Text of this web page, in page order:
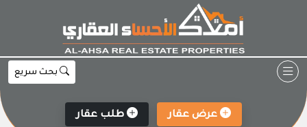
بحث سريع
عرض عقار طلب عقار